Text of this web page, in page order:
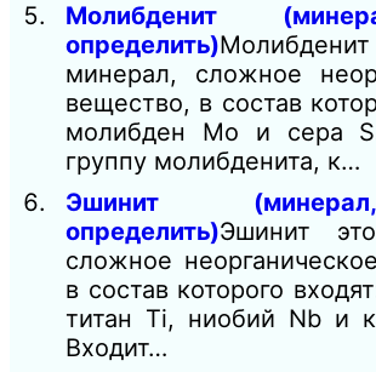
Молибденит
определить)
минерал, сложное
вещество, в состав
молибден Mo и сера
группу молибденита, к…
Эшинит
определить)Эшинит
сложное
в состав которого
титан Ti, ниобий Nb и
Входит…